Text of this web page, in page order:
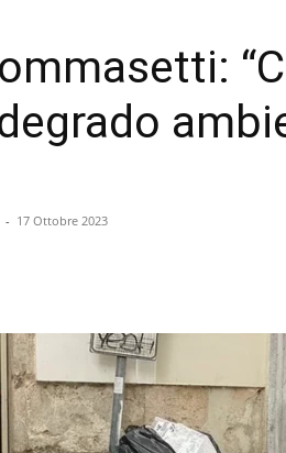
- 17 Ottobre 2023